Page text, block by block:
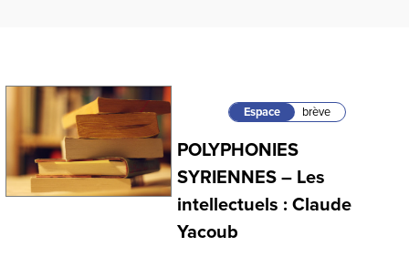
Espace brève
POLYPHONIES
SYRIENNES – Les
intellectuels : Claude
Yacoub